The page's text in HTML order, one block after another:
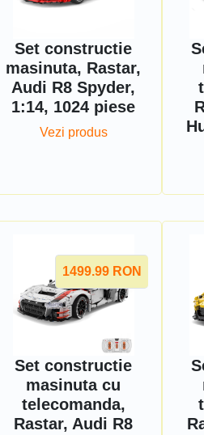
Set constructie
masinuta, Rastar,
Audi R8 Spyder,
1:14, 1024 piese
Vezi produs
1499.99 RON
Set constructie
masinuta cu
telecomanda,
Rastar, Audi R8